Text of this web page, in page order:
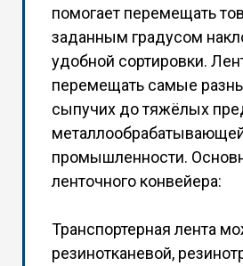
помогает перемещать
заданным градусом
удобной сортировки.
перемещать самые
сыпучих до тяжёлых
промышленности.
ленточного конвейера:
Транспортерная лента
резинотканевой,